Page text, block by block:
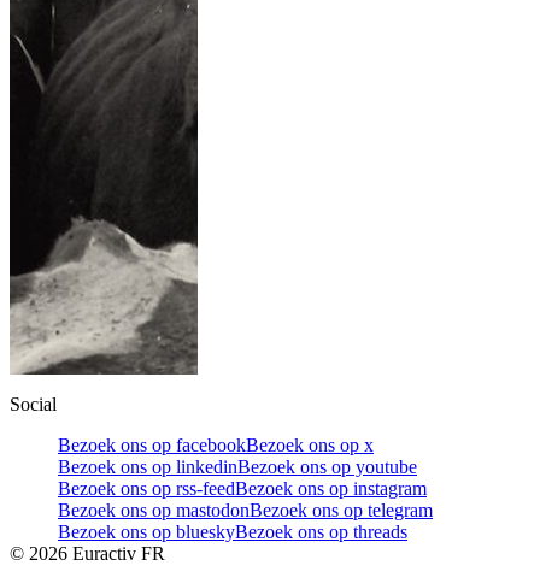
Social
Bezoek ons op facebookBezoek ons op x
Bezoek ons op linkedinBezoek ons op youtube
Bezoek ons op rss-feedBezoek ons op instagram
Bezoek ons op mastodonBezoek ons op telegram
Bezoek ons op blueskyBezoek ons op threads
© 2026 Euractiv FR